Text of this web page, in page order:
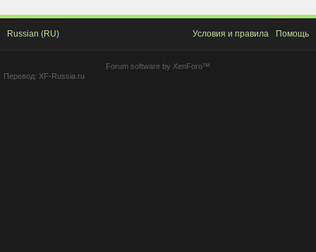
Russian (RU) Условия и правила Помощь
Forum software by XenForo™
Перевод: XF-Russia.ru